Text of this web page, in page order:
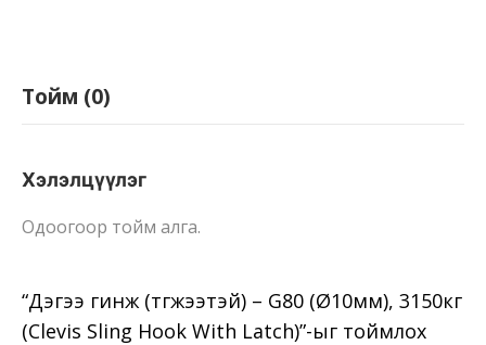
Hook
Ширхэг
Тойм (0)
Хэлэлцүүлэг
Одоогоор тойм алга.
“Дэгээ гинж (түгжээтэй) – G80 (Ø10мм), 3150кг
(Clevis Sling Hook With Latch)”-ыг тоймлох